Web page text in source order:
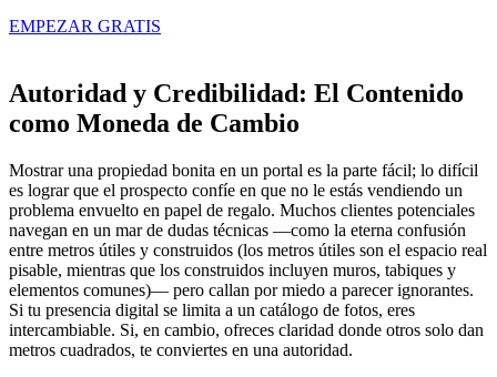
EMPEZAR GRATIS
Autoridad y Credibilidad: El Contenido
como Moneda de Cambio
Mostrar una propiedad bonita en un portal es la parte fácil; lo difícil
es lograr que el prospecto confíe en que no le estás vendiendo un
problema envuelto en papel de regalo. Muchos clientes potenciales
navegan en un mar de dudas técnicas —como la eterna confusión
entre metros útiles y construidos (los metros útiles son el espacio real
pisable, mientras que los construidos incluyen muros, tabiques y
elementos comunes)— pero callan por miedo a parecer ignorantes.
Si tu presencia digital se limita a un catálogo de fotos, eres
intercambiable. Si, en cambio, ofreces claridad donde otros solo dan
metros cuadrados, te conviertes en una autoridad.